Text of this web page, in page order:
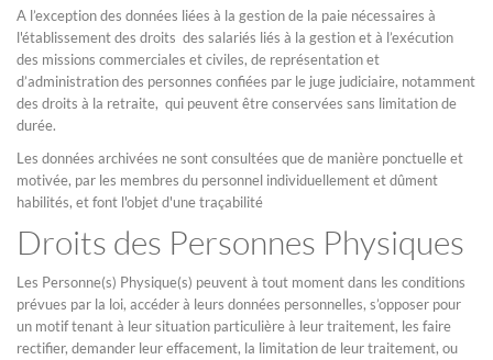
A l’exception des données liées à la gestion de la paie nécessaires à
l'établissement des droits des salariés liés à la gestion et à l’exécution
des missions commerciales et civiles, de représentation et
d’administration des personnes confiées par le juge judiciaire, notamment
des droits à la retraite, qui peuvent être conservées sans limitation de
durée.
Les données archivées ne sont consultées que de manière ponctuelle et
motivée, par les membres du personnel individuellement et dûment
habilités, et font l'objet d'une traçabilité
Droits des Personnes Physiques
Les Personne(s) Physique(s) peuvent à tout moment dans les conditions
prévues par la loi, accéder à leurs données personnelles, s’opposer pour
un motif tenant à leur situation particulière à leur traitement, les faire
rectifier, demander leur effacement, la limitation de leur traitement, ou